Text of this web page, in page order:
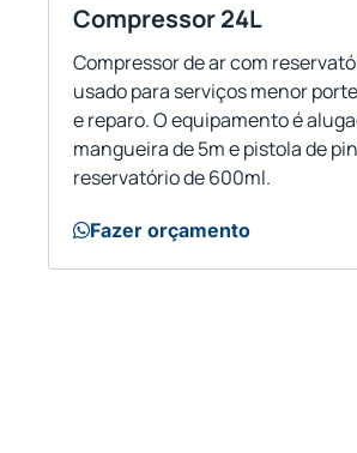
Compressor 24L
Compressor de ar com
usado para serviços menor
e reparo. O equipamento é
mangueira de 5m e pistola de
reservatório de 600ml.
Fazer orçamento